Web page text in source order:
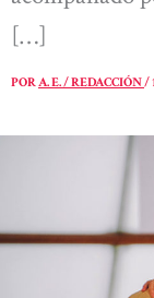
[…]
PORA. E. / REDACCIÓN/